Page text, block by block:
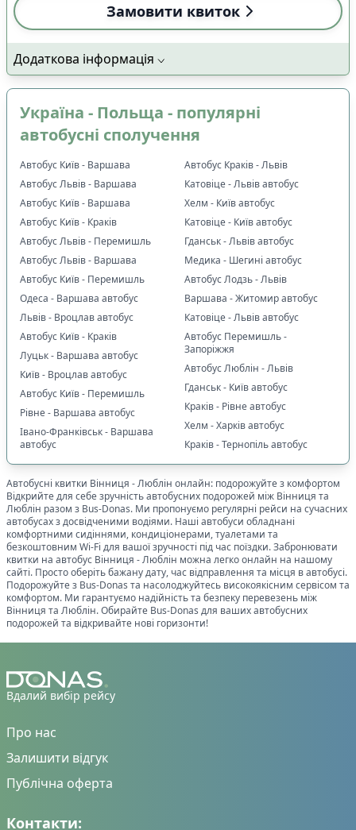
Замовити квиток
Додаткова інформація
Україна - Польща - популярні
автобусні сполучення
Автобус Київ - Варшава
Автобус Львів - Варшава
Автобус Київ - Варшава
Автобус Київ - Краків
Автобус Львів - Перемишль
Автобус Львів - Варшава
Автобус Київ - Перемишль
Одеса - Варшава автобус
Львів - Вроцлав автобус
Автобус Київ - Краків
Луцьк - Варшава автобус
Київ - Вроцлав автобус
Автобус Київ - Перемишль
Рівне - Варшава автобус
Івано-Франківськ - Варшава
автобус
Автобус Краків - Львів
Катовіце - Львів автобус
Хелм - Київ автобус
Катовіце - Київ автобус
Гданськ - Львів автобус
Медика - Шегині автобус
Автобус Лодзь - Львів
Варшава - Житомир автобус
Катовіце - Львів автобус
Автобус Перемишль -
Запоріжжя
Автобус Люблін - Львів
Гданськ - Київ автобус
Краків - Рівне автобус
Хелм - Харків автобус
Краків - Тернопіль автобус
Автобусні квитки Вінниця -Люблін онлайн: подорожуйте з комфортом
Відкрийте для себе зручність автобусних подорожей між Вінниця та
Люблін разом з Bus-Donas. Ми пропонуємо регулярні рейси на сучасних
автобусах з досвідченими водіями. Наші автобуси обладнані
комфортними сидіннями, кондиціонерами, туалетами та
безкоштовним Wi-Fi для вашої зручності під час поїздки. Забронювати
квитки на автобус Вінниця -Люблін можна легко онлайн на нашому
сайті. Просто оберіть бажану дату, час відправлення та місця в автобусі.
Подорожуйте з Bus-Donas та насолоджуйтесь високоякісним сервісом та
комфортом. Ми гарантуємо надійність та безпеку перевезень між
Вінниця та Люблін. Обирайте Bus-Donas для ваших автобусних
подорожей та відкривайте нові горизонти!
Вдалий вибір рейсу
Про нас
Залишити відгук
Публічна оферта
Контакти: